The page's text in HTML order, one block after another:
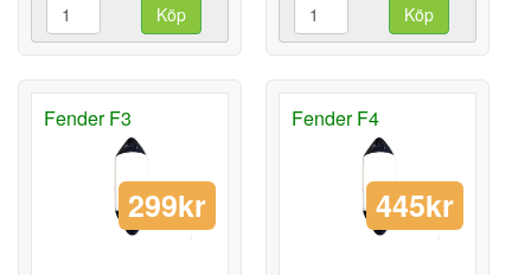
Köp Köp
Fender F3
299kr
Fender F4
445kr